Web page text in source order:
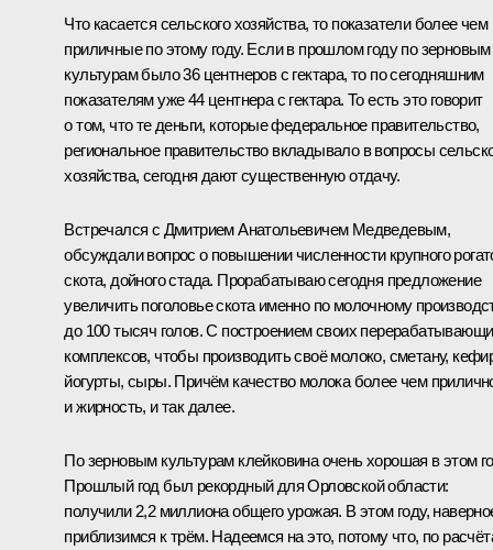
Что касается сельского хозяйства, то показатели более чем
приличные по этому году. Если в прошлом году по зерновым
культурам было 36 центнеров с гектара, то по сегодняшним
показателям уже 44 центнера с гектара. То есть это говорит
о том, что те деньги, которые федеральное правительство,
региональное правительство вкладывало в вопросы
хозяйства, сегодня дают существенную отдачу.
Встречался с Дмитрием Анатольевичем Медведевым,
обсуждали вопрос о повышении численности крупного
скота, дойного стада. Прорабатываю сегодня предложение
увеличить поголовье скота именно по молочному
до 100 тысяч голов. С построением своих
комплексов, чтобы производить своё молоко, сметану,
йогурты, сыры. Причём качество молока более чем
и жирность, и так далее.
По зерновым культурам клейковина очень хорошая в этом
Прошлый год был рекордный для Орловской области:
получили 2,2 миллиона общего урожая. В этом году,
приблизимся к трём. Надеемся на это, потому что, по